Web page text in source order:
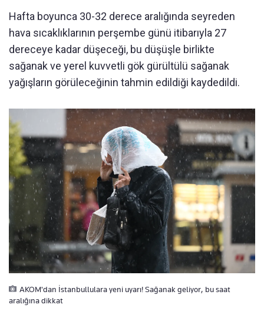
Hafta boyunca 30-32 derece aralığında seyreden
hava sıcaklıklarının perşembe günü itibarıyla 27
dereceye kadar düşeceği, bu düşüşle birlikte
sağanak ve yerel kuvvetli gök gürültülü sağanak
yağışların görüleceğinin tahmin edildiği kaydedildi.
AKOM'dan İstanbullulara yeni uyarı! Sağanak geliyor, bu saat
aralığına dikkat